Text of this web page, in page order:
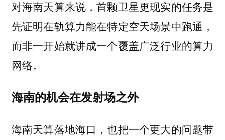
对海南天算来说，首颗卫星更现实的任务是
先证明在轨算力能在特定空天场景中跑通，
而非一开始就讲成一个覆盖广泛行业的算力
网络。
海南的机会在发射场之外
海南天算落地海口，也把一个更大的问题带